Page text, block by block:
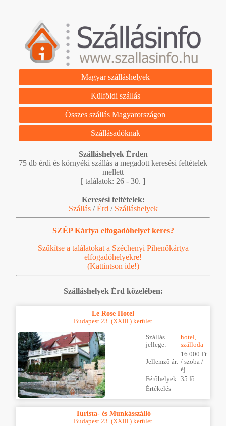
Magyar szálláshelyek
Külföldi szállás
Összes szállás Magyarországon
Szállásadóknak
Szálláshelyek Érden
75 db érdi és környéki szállás a megadott keresési feltételek
mellett
[ találatok: 26 - 30. ]
Keresési feltételek:
Szállás/Érd / Szálláshelyek
SZÉP Kártya elfogadóhelyet keres?
Szűkítse a találatokat a Széchenyi Pihenőkártya
elfogadóhelyekre!
(Kattintson ide!)
Szálláshelyek Érd közelében:
Le Rose Hotel
Budapest 23. (XXIII.) kerület
Szállás
jellege:
hotel,
szálloda
Jellemző ár:
16 000 Ft
/ szoba /
éj
Férőhelyek: 35 fő
Értékelés
Turista- és Munkásszálló
Budapest 23. (XXIII.) kerület